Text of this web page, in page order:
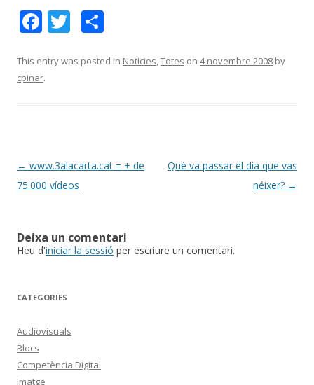
F
e
b
k
T
itt m
ix
This entry was posted in Notícies,Totes on 4 novembre 2008 by
cpinar.
Post
navigation
← www.3alacarta.cat = + de
75.000 vídeos
Què va passar el dia que vas
néixer? →
Deixa un comentari
Heu d'iniciar la sessió per escriure un comentari.
CATEGORIES
Audiovisuals
Blocs
Competència Digital
Imatge